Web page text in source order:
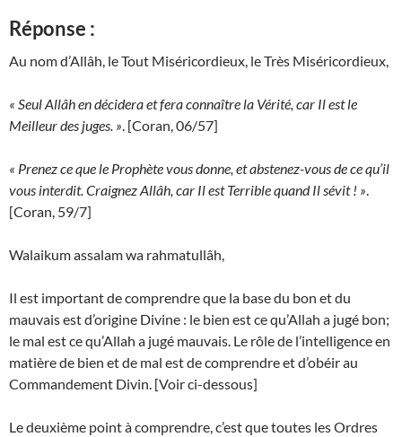
Réponse :
Au nom d’Allâh, le Tout Miséricordieux, le Très Miséricordieux,
« Seul Allâh en décidera et fera connaître la Vérité, car Il est le
Meilleur des juges. ». [Coran, 06/57]
« Prenez ce que le Prophète vous donne, et abstenez-vous de ce qu’il
vous interdit. Craignez Allâh, car Il est Terrible quand Il sévit ! ».
[Coran, 59/7]
Walaikum assalam wa rahmatullâh,
Il est important de comprendre que la base du bon et du
mauvais est d’origine Divine : le bien est ce qu’Allah a jugé bon;
le mal est ce qu’Allah a jugé mauvais. Le rôle de l’intelligence en
matière de bien et de mal est de comprendre et d’obéir au
Commandement Divin. [Voir ci-dessous]
Le deuxième point à comprendre, c’est que toutes les Ordres